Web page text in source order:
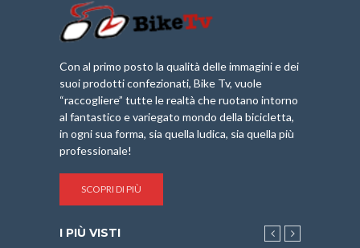
Con al primo posto la qualità delle immagini e dei
suoi prodotti confezionati, Bike Tv, vuole
“raccogliere” tutte le realtà che ruotano intorno
al fantastico e variegato mondo della bicicletta,
in ogni sua forma, sia quella ludica, sia quella più
professionale!
SCOPRI DI PIÙ
I PIÙ VISTI